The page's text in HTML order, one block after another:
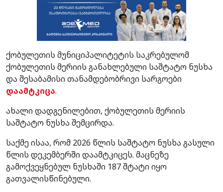
ქობულეთის მუნიციპალიტეტის საკრებულომ
ქობულეთის მერიის განახლებული საშტატო ნუსხა
და შესაბამისი თანამდებობრივი სარგოები
დაამტკიცა.
ახალი დადგენილებით, ქობულეთის მერიის
საშტატო ნუსხა შემცირდა.
საქმე ისაა, რომ 2026 წლის საშტატო ნუსხა გასული
წლის დეკემბერში დაამტკიცეს. მაცნეზე
გამოქვეყნებულ ნუსხაში 187 შტატი იყო
გათვალისწინებული.